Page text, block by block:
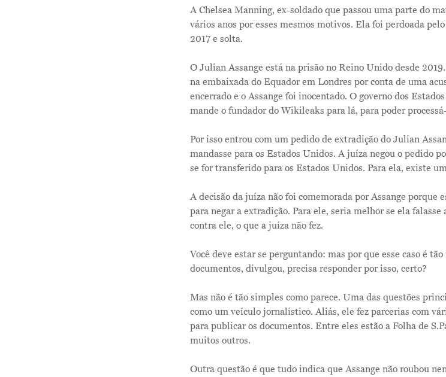
A Chelsea Manning, ex-soldado que passou uma parte do
vários anos por esses mesmos motivos. Ela foi perdoada
2017 e solta.
O Julian Assange está na prisão no Reino Unido desde
na embaixada do Equador em Londres por conta de uma
encerrado e o Assange foi inocentado. O governo dos
mande o fundador do Wikileaks para lá, para poder
Por isso entrou com um pedido de extradição do Julian
mandasse para os Estados Unidos. A juíza negou o pedido
se for transferido para os Estados Unidos. Para ela, existe
A decisão da juíza não foi comemorada por Assange porque
para negar a extradição. Para ele, seria melhor se ela falasse
contra ele, o que a juíza não fez.
Você deve estar se perguntando: mas por que esse caso é
documentos, divulgou, precisa responder por isso, certo?
Mas não é tão simples como parece. Uma das questões
como um veículo jornalístico. Aliás, ele fez parcerias com
para publicar os documentos. Entre eles estão a Folha de
muitos outros.
Outra questão é que tudo indica que Assange não roubou